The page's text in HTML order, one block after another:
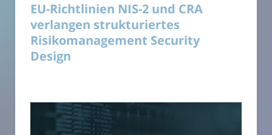
EU-Richtlinien NIS-2 und CRA
verlangen strukturiertes
Risikomanagement Security
Design